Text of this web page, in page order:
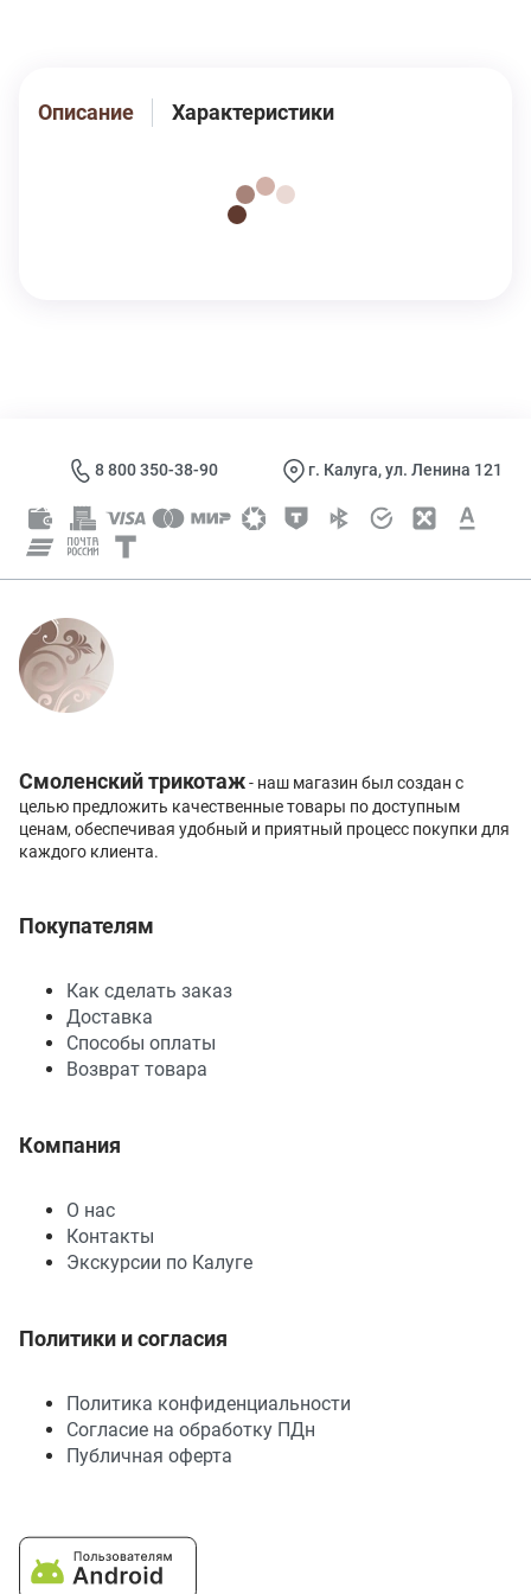
Описание Характеристики
8 800 350-38-90 г. Калуга, ул. Ленина 121
Смоленский трикотаж- наш магазин был создан с
целью предложить качественные товары по доступным
ценам, обеспечивая удобный и приятный процесс покупки для
каждого клиента.
Покупателям
Как сделать заказ
Доставка
Способы оплаты
Возврат товара
Компания
О нас
Контакты
Экскурсии по Калуге
Политики и согласия
Политика конфиденциальности
Согласие на обработку ПДн
Публичная оферта